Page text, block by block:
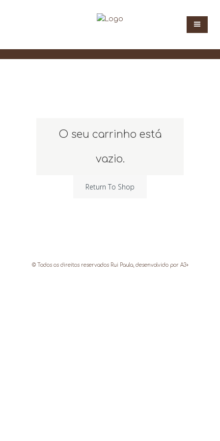
O seu carrinho está
vazio.
Return To Shop
© Todos os direitos reservados Rui Paula, desenvolvido por A3+